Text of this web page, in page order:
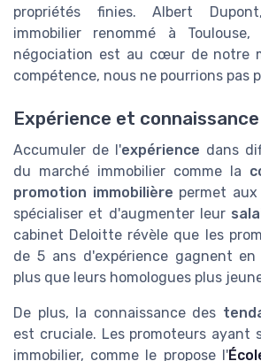
propriétés finies. Albert
immobilier renommé à
négociation est au cœur de notre
compétence, nous ne pourrions pas
Expérience et
Accumuler de l'expérience dans
du marché immobilier comme la
promotion immobilière permet
spécialiser et d'augmenter leur
cabinet Deloitte révèle que les
de 5 ans d'expérience gagnent en
plus que leurs homologues plus
De plus, la connaissance des
est cruciale. Les promoteurs ayant
immobilier, comme le propose l'